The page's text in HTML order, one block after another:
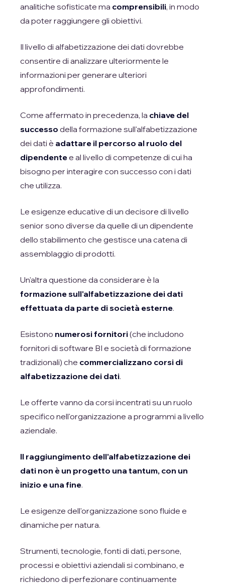
analitiche sofisticate ma comprensibili, in modo
da poter raggiungere gli obiettivi.
Il livello di alfabetizzazione dei dati dovrebbe
consentire di analizzare ulteriormente le
informazioni per generare ulteriori
approfondimenti.
Come affermato in precedenza, la chiave del
successo della formazione sull'alfabetizzazione
dei dati è adattare il percorso al ruolo del
dipendentee al livello di competenze di cui ha
bisogno per interagire con successo con i dati
che utilizza.
Le esigenze educative di un decisore di livello
senior sono diverse da quelle di un dipendente
dello stabilimento che gestisce una catena di
assemblaggio di prodotti.
Un'altra questione da considerare è la
formazione sull'alfabetizzazione dei dati
effettuata da parte di società esterne.
Esistono numerosi fornitori(che includono
fornitori di software BI e società di formazione
tradizionali) che commercializzano corsi di
alfabetizzazione dei dati.
Le offerte vanno da corsi incentrati su un ruolo
specifico nell'organizzazione a programmi a livello
aziendale.
Il raggiungimento dell'alfabetizzazione dei
dati non è un progetto una tantum, con un
inizio e una fine.
Le esigenze dell'organizzazione sono fluide e
dinamiche per natura.
Strumenti, tecnologie, fonti di dati, persone,
processi e obiettivi aziendali si combinano, e
richiedono di perfezionare continuamente